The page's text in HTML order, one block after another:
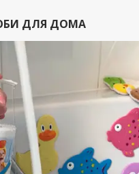
ДЛЯ ДОМА